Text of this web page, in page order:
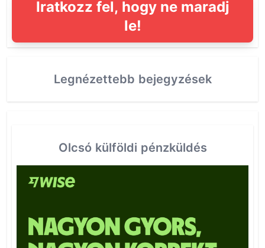
Iratkozz fel, hogy ne maradj
le!
Legnézettebb bejegyzések
Olcsó külföldi pénzküldés